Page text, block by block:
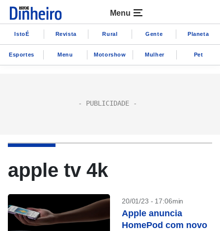
Menu
IstoÉ Revista Rural Gente Planeta
Esportes Menu Motorshow Mulher Pet
apple tv 4k
20/01/23 - 17:06min
Apple anuncia
HomePod com novo